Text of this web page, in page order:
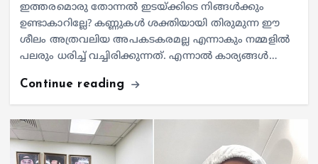
ഇത്തരമൊരു തോന്നല്‍ ഇടയ്ക്കിടെ നിങ്ങള്‍ക്കും
ഉണ്ടാകാറില്ലേ? കണ്ണുകള്‍ ശക്തിയായി തിരുമുന്ന ഈ
ശീലം അത്രവലിയ അപകടകരമല്ല എന്നാകും നമ്മളില്‍
പലരും ധരിച്ച് വച്ചിരിക്കുന്നത്. എന്നാല്‍ കാര്യങ്ങള്‍…
Continue reading